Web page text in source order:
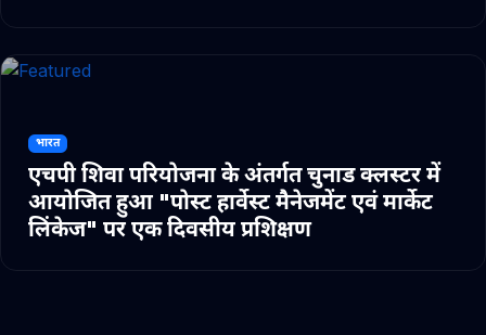
भारत
एचपी शिवा परियोजना के अंतर्गत चुनाड क्लस्टर में
आयोजित हुआ "पोस्ट हार्वेस्ट मैनेजमेंट एवं मार्केट
लिंकेज" पर एक दिवसीय प्रशिक्षण